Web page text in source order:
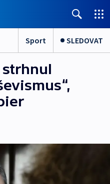
Sport SLEDOVAT
strhnul